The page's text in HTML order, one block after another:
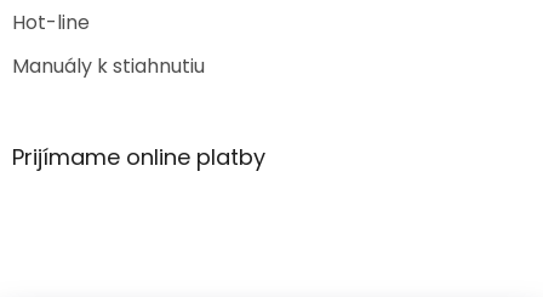
Hot-line
Manuály k stiahnutiu
Prijímame online platby